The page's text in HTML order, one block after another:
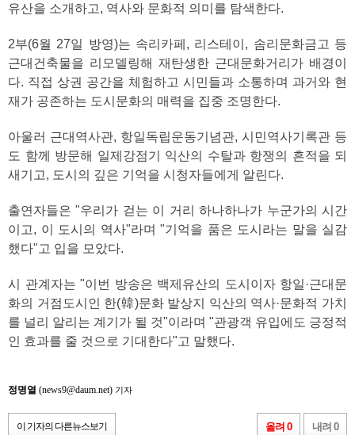
유산을 소개하고, 역사와 문화적 의미를 탐색한다.
2부(6월 27일 방영)는 속리카페, 리스테이, 솜리문화금고 등
근대건축물을 리모델링해 재탄생한 근대문화거리가 배경이
다. 직접 상권 공간을 체험하고 시민들과 소통하며 과거와 현
재가 공존하는 도시문화의 매력을 집중 조명한다.
아울러 근대역사관, 항일독립운동기념관, 시민역사기록관 등
도 함께 방문해 일제강점기 익산의 수탈과 항쟁의 흔적을 되
새기고, 도시의 깊은 기억을 시청자들에게 알린다.
출연자들은 "우리가 걷는 이 거리 하나하나가 누군가의 시간
이고, 이 도시의 역사"라며 "기억을 품은 도시라는 말을 실감
했다"고 입을 모았다.
시 관계자는 "이번 방송은 백제유산의 도시이자 항일·근대문
화의 거점도시인 한(韓)문화 발상지 익산의 역사·문화적 가치
를 널리 알리는 계기가 될 것"이라며 "관광객 유입에도 긍정적
인 효과를 줄 것으로 기대한다"고 말했다.
정명열 (news9@daum.net) 기자
이 기자의 다른뉴스보기 올려 0 내려 0